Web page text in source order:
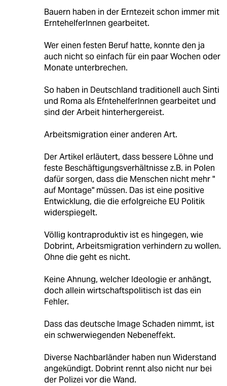
Bauern haben in der Erntezeit schon immer mit
ErntehelferInnen gearbeitet.
Wer einen festen Beruf hatte, konnte den ja
auch nicht so einfach für ein paar Wochen oder
Monate unterbrechen.
So haben in Deutschland traditionell auch Sinti
und Roma als EfntehelferInnen gearbeitet und
sind der Arbeit hinterhergereist.
Arbeitsmigration einer anderen Art.
Der Artikel erläutert, dass bessere Löhne und
feste Beschäftigungsverhältnisse z.B. in Polen
dafür sorgen, dass die Menschen nicht mehr "
auf Montage" müssen. Das ist eine positive
Entwicklung, die die erfolgreiche EU Politik
widerspiegelt.
Völlig kontraproduktiv ist es hingegen, wie
Dobrint, Arbeitsmigration verhindern zu wollen.
Ohne die geht es nicht.
Keine Ahnung, welcher Ideologie er anhängt,
doch allein wirtschaftspolitisch ist das ein
Fehler.
Dass das deutsche Image Schaden nimmt, ist
ein schwerwiegenden Nebeneffekt.
Diverse Nachbarländer haben nun Widerstand
angekündigt. Dobrint rennt also nicht nur bei
der Polizei vor die Wand.